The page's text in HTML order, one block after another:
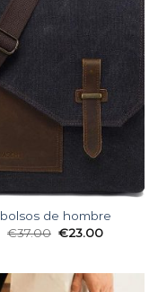
bolsos de hombre
€37.00 €23.00